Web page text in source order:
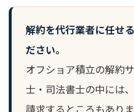
解約を代行業者に任せ
ださい。
オフショア積立の解約
士・司法書士の中には
請求するところもあり